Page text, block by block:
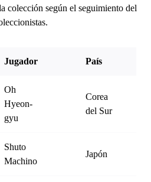
colección según el seguimiento del
Jugador País
Oh
Hyeon-
gyu
Corea
del Sur
Shuto
Machino
Japón